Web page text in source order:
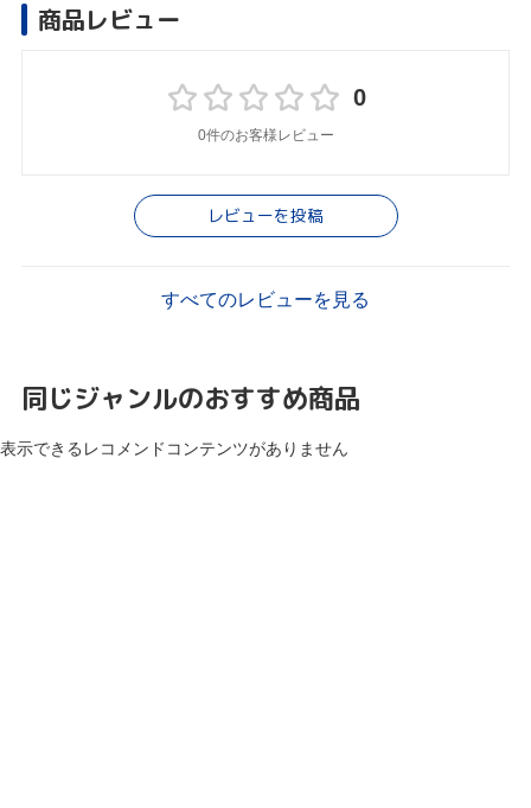
商品レビュー
0
0件のお客様レビュー
レビューを投稿
すべてのレビューを見る
同じジャンルのおすすめ商品
表示できるレコメンドコンテンツがありません